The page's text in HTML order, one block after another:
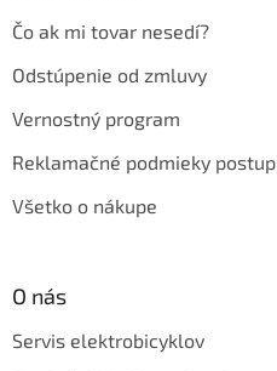
Čo ak mi tovar nesedí?
Odstúpenie od zmluvy
Vernostný program
Reklamačné podmieky postup
Všetko o nákupe
O nás
Servis elektrobicyklov